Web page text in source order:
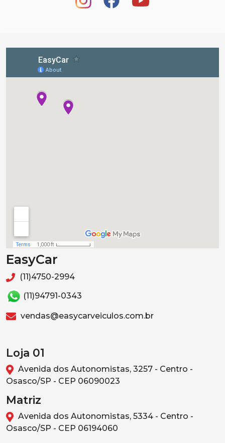
EasyCar
(11)4750-2994
(11)94791-0343
vendas@easycarveiculos.com.br
Loja 01
Avenida dos Autonomistas, 3257 - Centro -
Osasco/SP - CEP 06090023
Matriz
Avenida dos Autonomistas, 5334 - Centro -
Osasco/SP - CEP 06194060